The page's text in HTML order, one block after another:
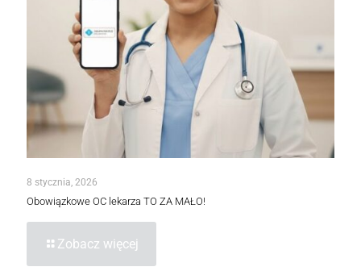
8 stycznia, 2026
Obowiązkowe OC lekarza TO ZA MAŁO!
Zobacz więcej